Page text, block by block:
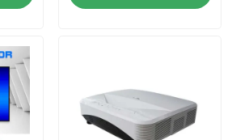
доска
Whiteboard